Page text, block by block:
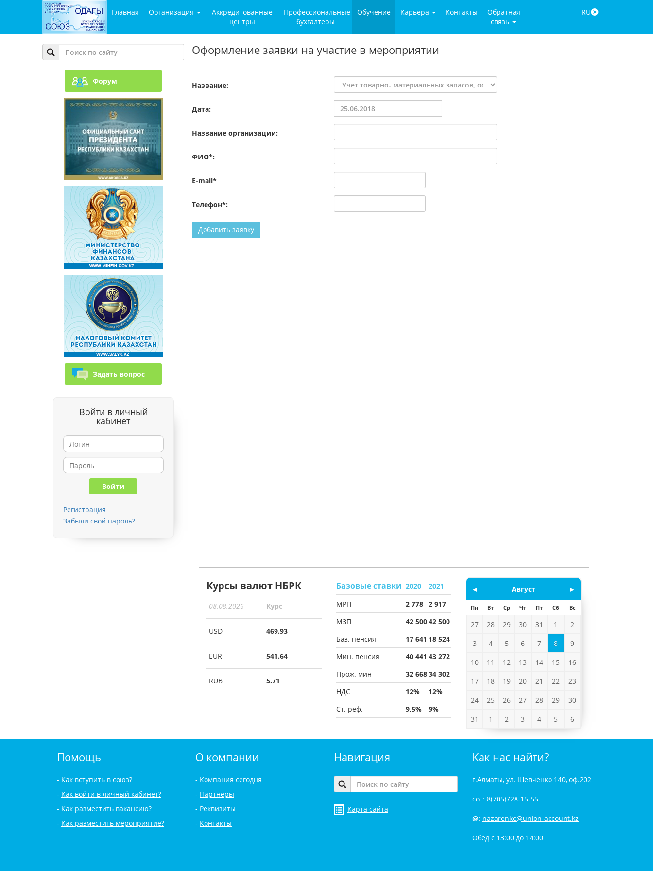
Главная Организация
Аккредитованные
центры
Профессиональные
бухгалтеры
Обучение Карьера Контакты
Обратная
связь
RU
Форум
Задать вопрос
Войти в личный
кабинет
Регистрация
Забыли свой пароль?
Оформление заявки на участие в мероприятии
Название:
Дата:
Название организации:
ФИО*:
E-mail*
Телефон*:
Курсы валют НБРК
08.08.2026 Курс
USD 469.93
EUR 541.64
RUB 5.71
Базовые ставки 2020
2021
МРП
2 778 2 917
МЗП
42 50042 500
Баз. пенсия
17 641 18 524
Мин. пенсия
40 441 43 272
Прож. мин
32 66834 302
НДС
12%
12%
Ст. реф.
9,5% 9%
◄ ►
Август
Пн Вт Ср Чт Пт Сб Вс
27 28 29 30 31 1 2
3 4 5 6 7 8 9
10 11 12 13 14 15 16
17 18 19 20 21 22 23
24 25 26 27 28 29 30
31 1 2 3 4 5 6
Помощь
Как вступить в союз?
Как войти в личный кабинет?
Как разместить вакансию?
Как разместить мероприятие?
О компании
Компания сегодня
Партнеры
Реквизиты
Контакты
Навигация
Карта сайта
Как нас найти?
г.Алматы, ул. Шевченко 140, оф.202
сот: 8(705)728-15-55
@: nazarenko@union-account.kz
Обед с 13:00 до 14:00